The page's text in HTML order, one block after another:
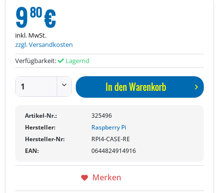
980€
inkl. MwSt.
zzgl. Versandkosten
Verfügbarkeit:
Lagernd
In denWarenkorb
Artikel-Nr.:
325496
Hersteller:
Raspberry Pi
Hersteller-Nr:
RPI4-CASE-RE
EAN:
0644824914916
Merken